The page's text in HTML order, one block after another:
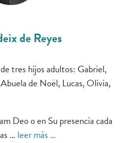
de Reyes
tres hijos adultos: Gabriel,
de Noël, Lucas, Olivia,
Deo o en Su presencia cada
… leer más …